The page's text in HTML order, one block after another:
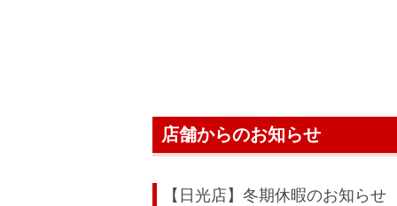
店舗からのお知らせ
【日光店】冬期休暇のお知らせ